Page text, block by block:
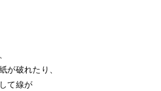
が破れたり、
て線が